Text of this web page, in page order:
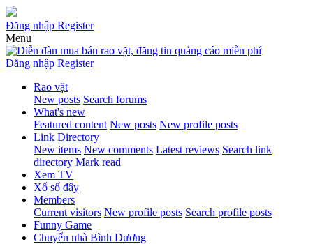
Đăng nhập Register
Menu
Đăng nhập Register
Rao vặt
New posts Search forums
What's new
Featured content New posts New profile posts
Link Directory
New items New comments Latest reviews Search link
directory Mark read
Xem TV
Xổ số đây
Members
Current visitors New profile posts Search profile posts
Funny Game
Chuyển nhà Bình Dương